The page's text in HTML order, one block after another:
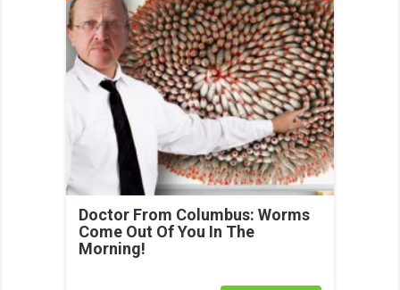
Doctor From Columbus: Worms
Come Out Of You In The
Morning!